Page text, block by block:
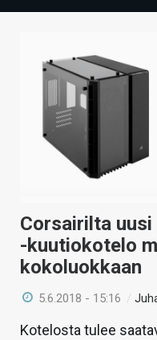
TECHBBS
HINTA.FI
VAIHDA TEEMA
HAKU
Corsairilta
-kuutiokotelo
kokoluokkaan
5.6.2018 - 15:16 /
Kotelosta tulee